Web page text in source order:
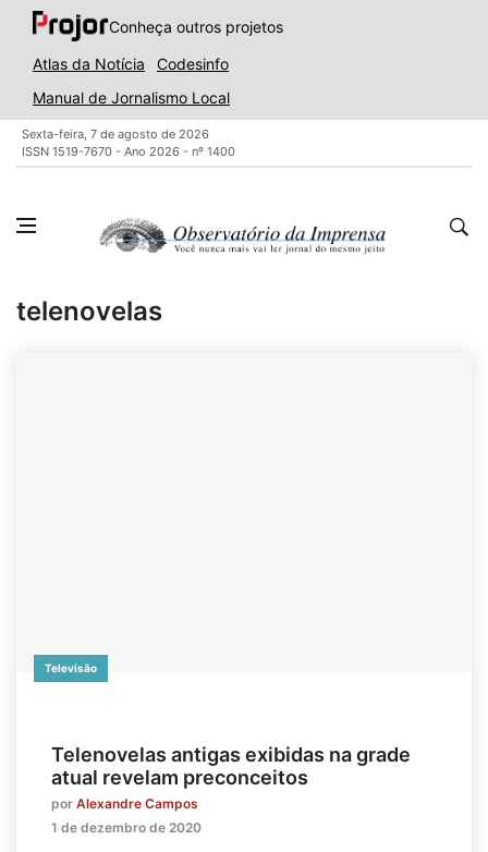
Conheça outros projetos
Atlas da Notícia
Codesinfo
Manual de Jornalismo Local
Sexta-feira, 7 de agosto de 2026
ISSN 1519-7670 - Ano 2026 - nº 1400
telenovelas
Televisão
Telenovelas antigas exibidas na grade
atual revelam preconceitos
por Alexandre Campos
1 de dezembro de 2020